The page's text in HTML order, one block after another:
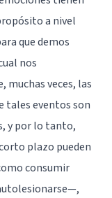
a nivel
que demos
nos
muchas veces, las
tales eventos son
y por lo tanto,
plazo pueden
consumir